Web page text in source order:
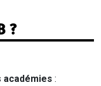
?
académies :